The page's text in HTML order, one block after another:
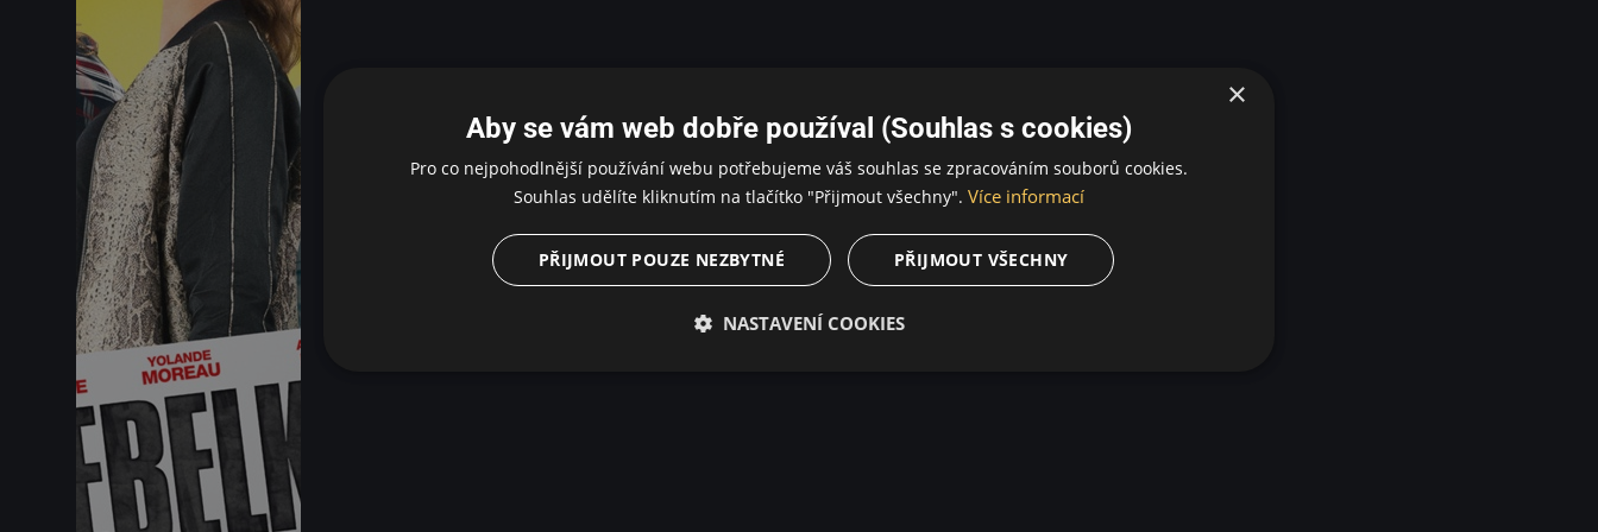
×
Aby se vám web dobře používal (Souhlas s cookies)
Pro co nejpohodlnější používání webu potřebujeme váš souhlas se zpracováním souborů cookies.
Souhlas udělíte kliknutím na tlačítko "Přijmout všechny". Více informací
PŘIJMOUT VŠECHNY
PŘIJMOUT POUZE NEZBYTNÉ
NASTAVENÍ COOKIES